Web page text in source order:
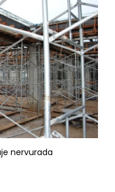
nervurada